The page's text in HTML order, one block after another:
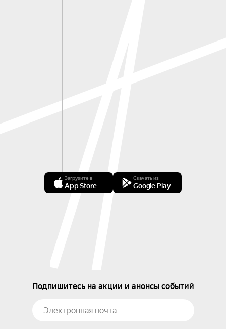
Загрузите в
App Store
Скачать из
Google Play
Подпишитесь на акции и анонсы событий